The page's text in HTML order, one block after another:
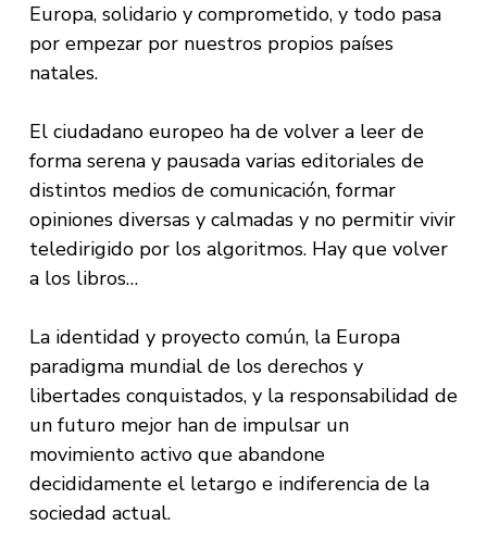
Europa, solidario y comprometido, y todo pasa
por empezar por nuestros propios países
natales.
El ciudadano europeo ha de volver a leer de
forma serena y pausada varias editoriales de
distintos medios de comunicación, formar
opiniones diversas y calmadas y no permitir vivir
teledirigido por los algoritmos. Hay que volver
a los libros…
La identidad y proyecto común, la Europa
paradigma mundial de los derechos y
libertades conquistados, y la responsabilidad de
un futuro mejor han de impulsar un
movimiento activo que abandone
decididamente el letargo e indiferencia de la
sociedad actual.